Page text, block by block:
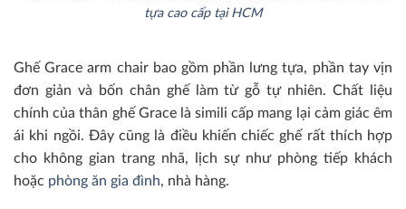
tựa cao cấp tại HCM
Ghế Grace arm chair bao gồm phần lưng tựa, phần tay vịn
đơn giản và bốn chân ghế làm từ gỗ tự nhiên. Chất liệu
chính của thân ghế Grace là simili cấp mang lại cảm giác êm
ái khi ngồi. Đây cũng là điều khiến chiếc ghế rất thích hợp
cho không gian trang nhã, lịch sự như phòng tiếp khách
hoặc phòng ăn gia đình, nhà hàng.